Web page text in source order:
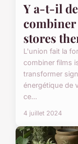
Y a-t-il
stores
L'union fait la
combiner films
transformer
énergétique de
ce...
4 juillet 2024